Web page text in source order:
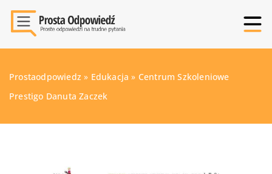
Prostaodpowiedz » Edukacja » Centrum Szkoleniowe
Prestigo Danuta Zaczek